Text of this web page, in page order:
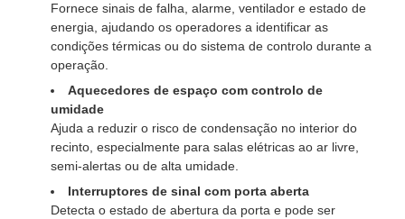
Fornece sinais de falha, alarme, ventilador e estado de
energia, ajudando os operadores a identificar as
condições térmicas ou do sistema de controlo durante a
operação.
Aquecedores de espaço com controlo de
umidade
Ajuda a reduzir o risco de condensação no interior do
recinto, especialmente para salas elétricas ao ar livre,
semi-alertas ou de alta umidade.
Interruptores de sinal com porta aberta
Detecta o estado de abertura da porta e pode ser